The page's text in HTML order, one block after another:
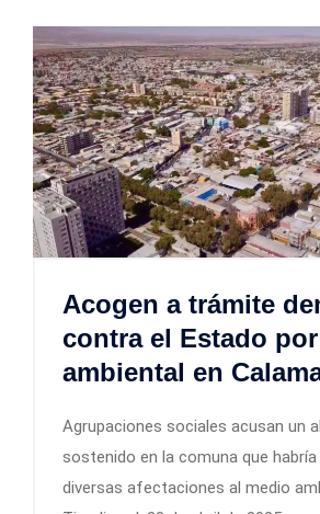
Acogen a trámite
contra el Estado
ambiental en
Agrupaciones sociales acusan un
sostenido en la comuna que habría
diversas afectaciones al medio